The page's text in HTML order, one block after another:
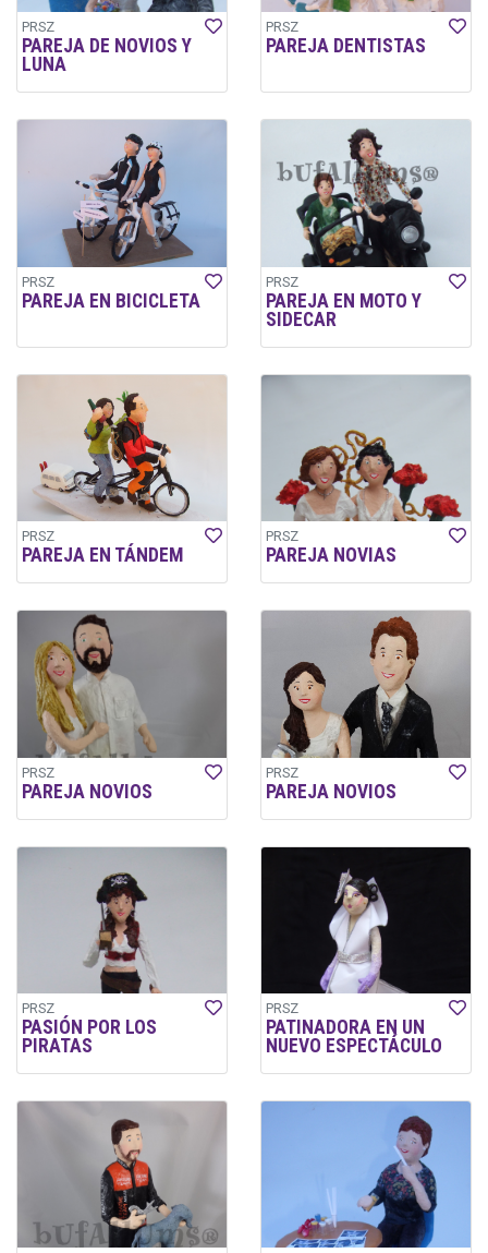
PRSZ
PAREJA DE NOVIOS Y
LUNA
PRSZ
PAREJA DENTISTAS
PRSZ
PAREJA EN BICICLETA
PRSZ
PAREJA EN MOTO Y
SIDECAR
PRSZ
PAREJA EN TÁNDEM
PRSZ
PAREJA NOVIAS
PRSZ
PAREJA NOVIOS
PRSZ
PAREJA NOVIOS
PRSZ
PASIÓN POR LOS
PIRATAS
PRSZ
PATINADORA EN UN
NUEVO ESPECTÁCULO